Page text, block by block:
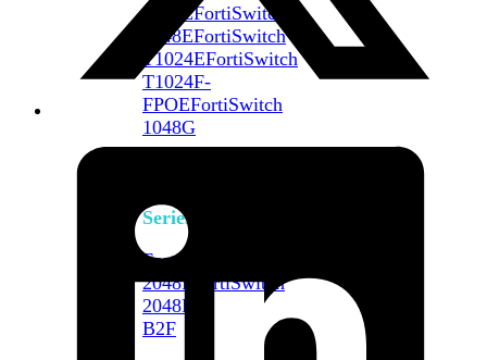
1024EFortiSwitch
1048EFortiSwitch
T1024EFortiSwitch
T1024F-
FPOEFortiSwitch
1048G
Series
FortiSwitch
2048F
FortiSwitch
2048F-
B2F